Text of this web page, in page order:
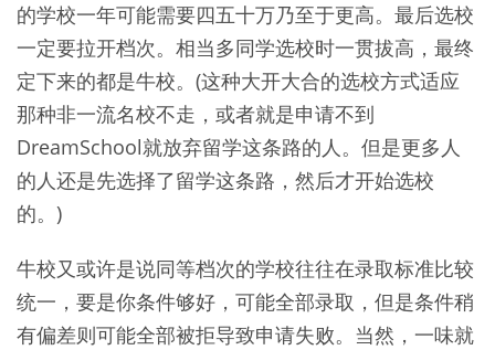
的学校一年可能需要四五十万乃至于更高。最后选校
一定要拉开档次。相当多同学选校时一贯拔高，最终
定下来的都是牛校。(这种大开大合的选校方式适应
那种非一流名校不走，或者就是申请不到
DreamSchool就放弃留学这条路的人。但是更多人
的人还是先选择了留学这条路，然后才开始选校
的。)
牛校又或许是说同等档次的学校往往在录取标准比较
统一，要是你条件够好，可能全部录取，但是条件稍
有偏差则可能全部被拒导致申请失败。当然，一味就